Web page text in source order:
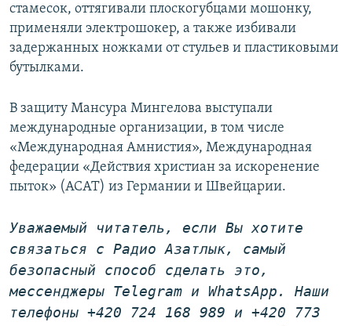
стамесок, оттягивали плоскогубцами мошонку,
применяли электрошокер, а также избивали
задержанных ножками от стульев и пластиковыми
бутылками.
В защиту Мансура Мингелова выступали
международные организации, в том числе
«Международная Амнистия», Международная
федерации «Действия христиан за искоренение
пыток» (ACAT) из Германии и Швейцарии.
Уважаемый читатель, если Вы хотите
связаться с Радио Азатлык, самый
безопасный способ сделать это,
мессенджеры Telegram и WhatsApp. Наши
телефоны +420 724 168 989 и +420 773